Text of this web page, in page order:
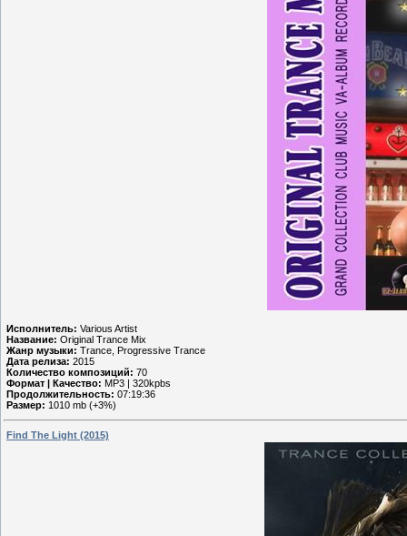
Исполнитель: Various Artist
Название: Original Trance Mix
Жанр музыки: Trance, Progressive Trance
Дата релиза: 2015
Количество композиций: 70
Формат | Качество: MP3 | 320kpbs
Продолжительность: 07:19:36
Размер: 1010 mb (+3%)
Find The Light (2015)